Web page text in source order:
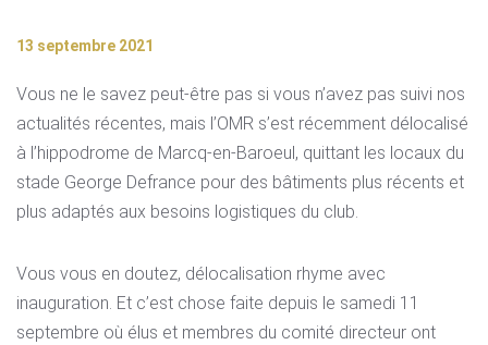
13 septembre 2021
Vous ne le savez peut-être pas si vous n’avez pas suivi nos
actualités récentes, mais l’OMR s’est récemment délocalisé
à l’hippodrome de Marcq-en-Baroeul, quittant les locaux du
stade George Defrance pour des bâtiments plus récents et
plus adaptés aux besoins logistiques du club.
Vous vous en doutez, délocalisation rhyme avec
inauguration. Et c’est chose faite depuis le samedi 11
septembre où élus et membres du comité directeur ont